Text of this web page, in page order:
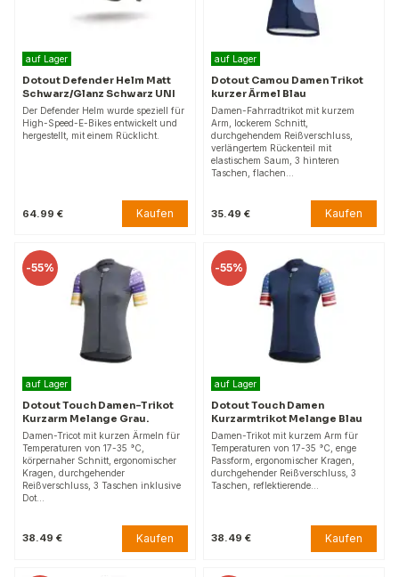
auf Lager
Dotout Defender Helm Matt
Schwarz/Glanz Schwarz UNI
Der Defender Helm wurde speziell für
High-Speed-E-Bikes entwickelt und
hergestellt, mit einem Rücklicht.
64.99 € Kaufen
auf Lager
Dotout Camou Damen Trikot
kurzer Ärmel Blau
Damen-Fahrradtrikot mit kurzem
Arm, lockerem Schnitt,
durchgehendem Reißverschluss,
verlängertem Rückenteil mit
elastischem Saum, 3 hinteren
Taschen, flachen…
35.49 € Kaufen
-55%
auf Lager
Dotout Touch Damen-Trikot
Kurzarm Melange Grau.
Damen-Tricot mit kurzen Ärmeln für
Temperaturen von 17-35 °C,
körpernaher Schnitt, ergonomischer
Kragen, durchgehender
Reißverschluss, 3 Taschen inklusive
Dot…
38.49 € Kaufen
-55%
auf Lager
Dotout Touch Damen
Kurzarmtrikot Melange Blau
Damen-Trikot mit kurzem Arm für
Temperaturen von 17-35 °C, enge
Passform, ergonomischer Kragen,
durchgehender Reißverschluss, 3
Taschen, reflektierende…
38.49 € Kaufen